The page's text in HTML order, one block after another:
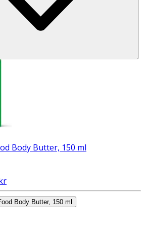
Body Butter, 150 ml
Body Butter, 150 ml